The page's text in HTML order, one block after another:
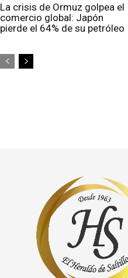
La crisis de Ormuz golpea el
comercio global: Japón
pierde el 64% de su petróleo